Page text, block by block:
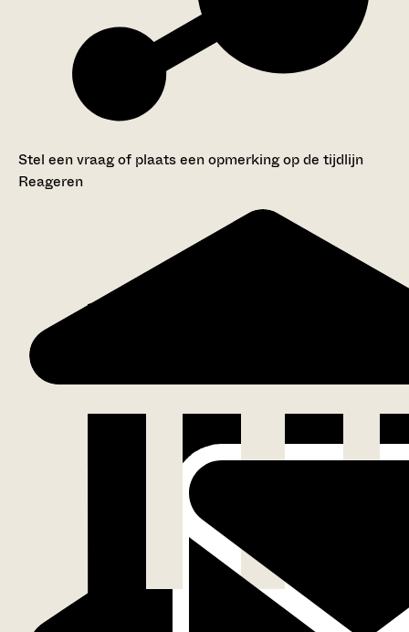
Stel een vraag of plaats een opmerking op de tijdlijn
Reageren